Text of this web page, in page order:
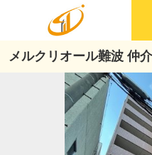
メルクリオール難波 仲